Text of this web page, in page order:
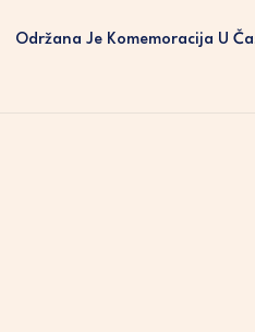
Održana Je Komemoracija U